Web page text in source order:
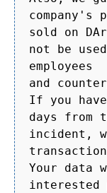
sold on
not be
employees
and
If you
days from
incident,
Your data